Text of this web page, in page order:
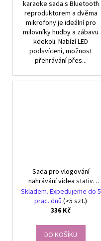
karaoke sada s Bluetooth
reproduktorem a dvěma
mikrofony je ideální pro
milovníky hudby a zábavu
kdekoli. Nabízí LED
podsvícení, možnost
přehrávání přes...
Sada pro vlogování
nahrávání videa stativ
mikrofon držák telefonu
Skladem. Expedujeme do 5
prac. dnů (>5 szt.)
336 Kč
DO KOŠÍKU